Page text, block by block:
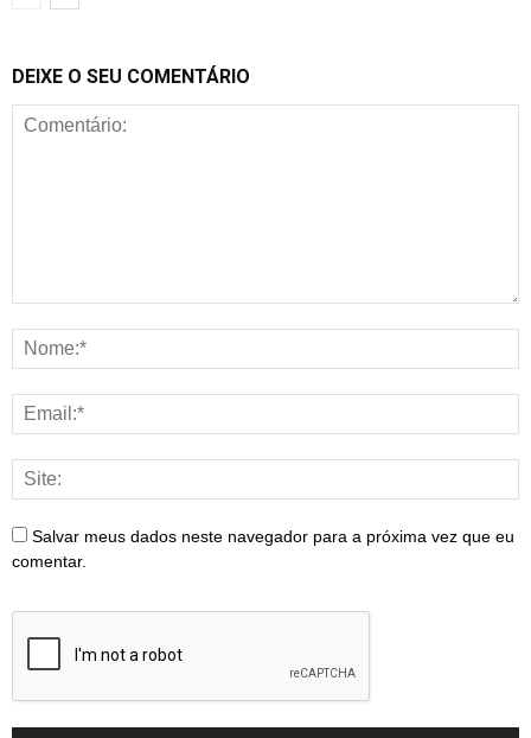
DEIXE O SEU COMENTÁRIO
Salvar meus dados neste navegador para a próxima vez que eu
comentar.